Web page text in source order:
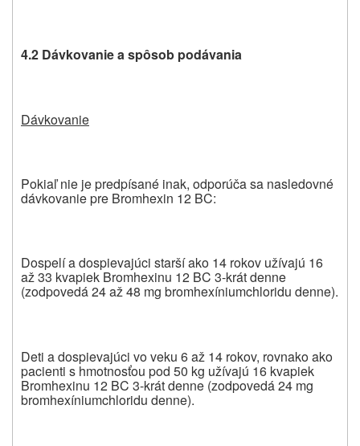
4.2 Dávkovanie a spôsob podávania
Dávkovanie
Pokiaľ nie je predpísané inak, odporúča sa nasledovné
dávkovanie pre Bromhexin 12 BC:
Dospelí a dospievajúci starší ako 14 rokov užívajú 16
až 33 kvapiek Bromhexinu 12 BC 3-krát denne
(zodpovedá 24 až 48 mg bromhexíniumchloridu denne).
Deti a dospievajúci vo veku 6 až 14 rokov, rovnako ako
pacienti s hmotnosťou pod 50 kg užívajú 16 kvapiek
Bromhexinu 12 BC 3-krát denne (zodpovedá 24 mg
bromhexíniumchloridu denne).